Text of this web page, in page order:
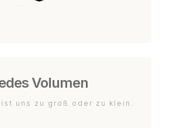
Volumen
uns zu groß oder zu klein.